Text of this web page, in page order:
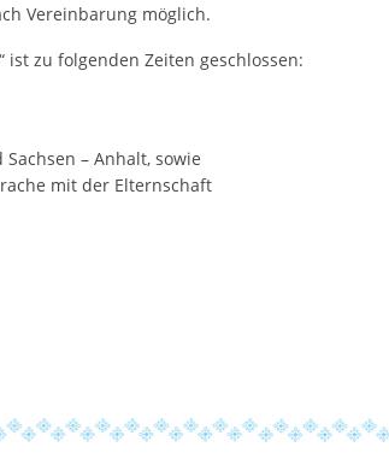
Vereinbarung möglich.
ist zu folgenden Zeiten geschlossen:
– Anhalt, sowie
mit der Elternschaft